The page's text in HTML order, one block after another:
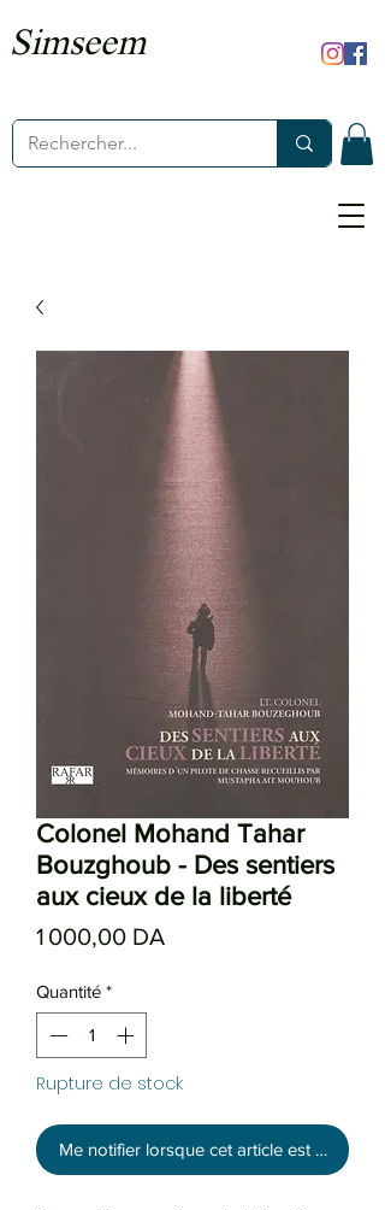
Simseem
Colonel Mohand Tahar
Bouzghoub - Des sentiers
aux cieux de la liberté
1 000,00 DA
Quantité *
Rupture de stock
Me notifier lorsque cet article est disponible